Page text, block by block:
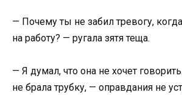
— Почему ты не забил тревогу,
на работу? — ругала зятя теща.
— Я думал, что она не хочет
не брала трубку, — оправдания не